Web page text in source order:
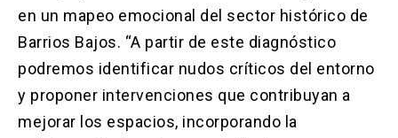
en un mapeo emocional del sector histórico de
Barrios Bajos. “A partir de este diagnóstico
podremos identificar nudos críticos del entorno
y proponer intervenciones que contribuyan a
mejorar los espacios, incorporando la